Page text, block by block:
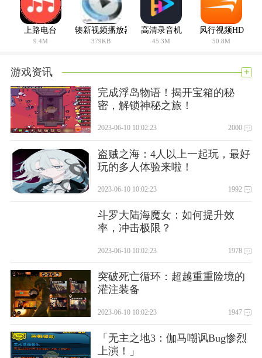
上路电台
9.4M
辏新视频播放器
379KB
高清录音机
45.3M
风行视频HD
50.8M
游戏资讯 +
完成浮岛物语！揭开宝箱的秘
密，解锁神秘之旅！
2023-06-10 10:02:23 2000
盗贼之海：4人以上一起玩，最好
玩的多人体验来啦！
2023-06-10 10:02:23 1992
斗罗大陆海魔女：如何提升效
率，冲击极限？
2023-06-10 10:02:23 1978
突破死亡循环：超越重重险境的
灌注装备
2023-06-10 10:02:23 1947
「无主之地3：伽马嘲讽Bug惨烈
上演！」